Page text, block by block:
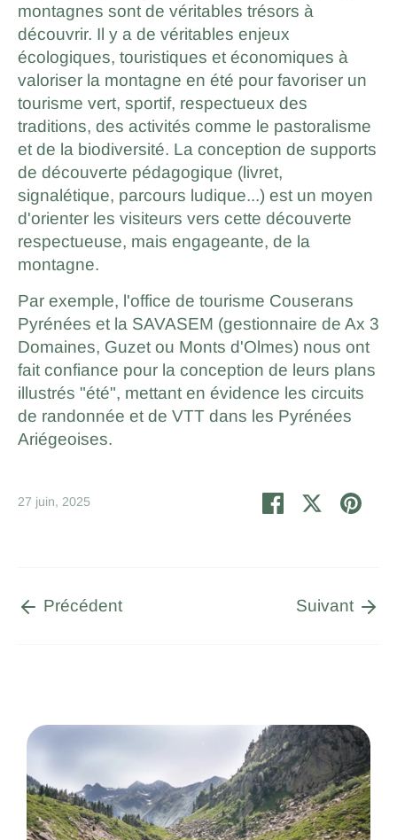
montagnes sont de véritables trésors à
découvrir. Il y a de véritables enjeux
écologiques, touristiques et économiques à
valoriser la montagne en été pour favoriser un
tourisme vert, sportif, respectueux des
traditions, des activités comme le pastoralisme
et de la biodiversité. La conception de supports
de découverte pédagogique (livret,
signalétique, parcours ludique...) est un moyen
d'orienter les visiteurs vers cette découverte
respectueuse, mais engageante, de la
montagne.
Par exemple, l'office de tourisme Couserans
Pyrénées et la SAVASEM (gestionnaire de Ax 3
Domaines, Guzet ou Monts d'Olmes) nous ont
fait confiance pour la conception de leurs plans
illustrés "été", mettant en évidence les circuits
de randonnée et de VTT dans les Pyrénées
Ariégeoises.
27 juin, 2025 PartagerTweeter
Précédent Suivant